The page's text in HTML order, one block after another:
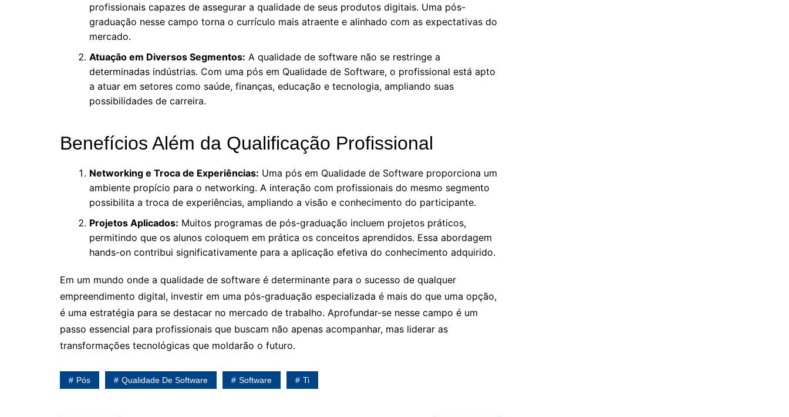
profissionais capazes de assegurar a qualidade de seus produtos digitais. Uma pós-
graduação nesse campo torna o currículo mais atraente e alinhado com as expectativas do
mercado.
Atuação em Diversos Segmentos: A qualidade de software não se restringe a
determinadas indústrias. Com uma pós em Qualidade de Software, o profissional está apto
a atuar em setores como saúde, finanças, educação e tecnologia, ampliando suas
possibilidades de carreira.
Benefícios Além da Qualificação Profissional
Networking e Troca de Experiências: Uma pós em Qualidade de Software proporciona um
ambiente propício para o networking. A interação com profissionais do mesmo segmento
possibilita a troca de experiências, ampliando a visão e conhecimento do participante.
Projetos Aplicados: Muitos programas de pós-graduação incluem projetos práticos,
permitindo que os alunos coloquem em prática os conceitos aprendidos. Essa abordagem
hands-on contribui significativamente para a aplicação efetiva do conhecimento adquirido.
Em um mundo onde a qualidade de software é determinante para o sucesso de qualquer
empreendimento digital, investir em uma pós-graduação especializada é mais do que uma opção,
é uma estratégia para se destacar no mercado de trabalho. Aprofundar-se nesse campo é um
passo essencial para profissionais que buscam não apenas acompanhar, mas liderar as
transformações tecnológicas que moldarão o futuro.
Pós Qualidade De Software Software Ti